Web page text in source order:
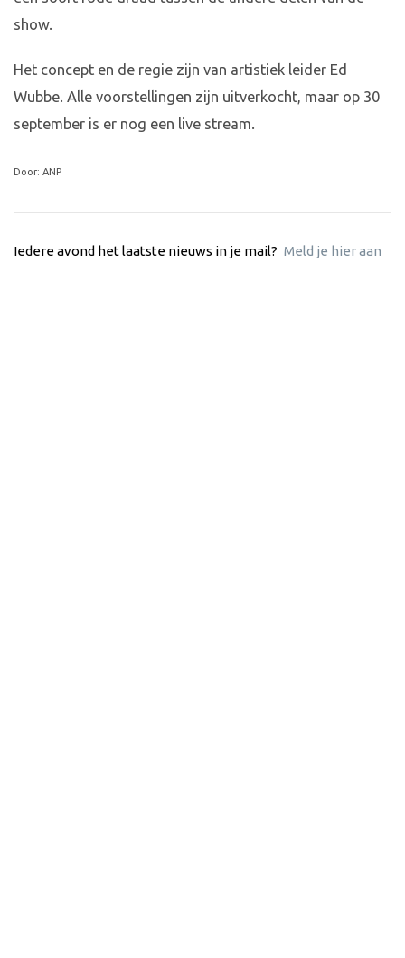
show.
Het concept en de regie zijn van artistiek leider Ed
Wubbe. Alle voorstellingen zijn uitverkocht, maar op 30
september is er nog een live stream.
Door: ANP
Iedere avond het laatste nieuws in je mail? Meld je hier aan